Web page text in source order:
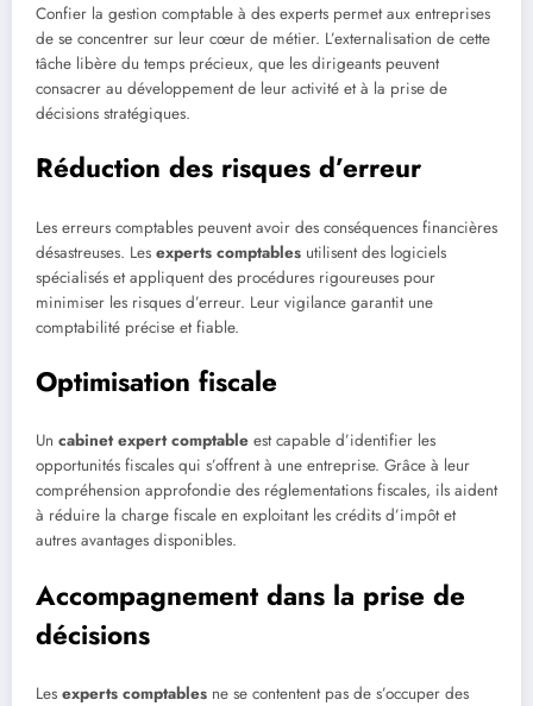
Confier la gestion comptable à des experts permet aux entreprises
de se concentrer sur leur cœur de métier. L’externalisation de cette
tâche libère du temps précieux, que les dirigeants peuvent
consacrer au développement de leur activité et à la prise de
décisions stratégiques.
Réduction des risques d’erreur
Les erreurs comptables peuvent avoir des conséquences financières
désastreuses. Les experts comptables utilisent des logiciels
spécialisés et appliquent des procédures rigoureuses pour
minimiser les risques d’erreur. Leur vigilance garantit une
comptabilité précise et fiable.
Optimisation fiscale
Un cabinet expert comptable est capable d’identifier les
opportunités fiscales qui s’offrent à une entreprise. Grâce à leur
compréhension approfondie des réglementations fiscales, ils aident
à réduire la charge fiscale en exploitant les crédits d’impôt et
autres avantages disponibles.
Accompagnement dans la prise de
décisions
Les experts comptables ne se contentent pas de s’occuper des